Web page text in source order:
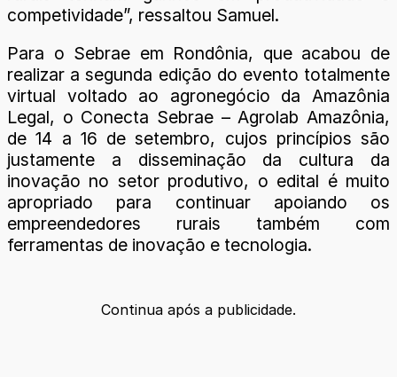
competividade”, ressaltou Samuel.
Para o Sebrae em Rondônia, que acabou de
realizar a segunda edição do evento totalmente
virtual voltado ao agronegócio da Amazônia
Legal, o Conecta Sebrae – Agrolab Amazônia,
de 14 a 16 de setembro, cujos princípios são
justamente a disseminação da cultura da
inovação no setor produtivo, o edital é muito
apropriado para continuar apoiando os
empreendedores rurais também com
ferramentas de inovação e tecnologia.
Continua após a publicidade.